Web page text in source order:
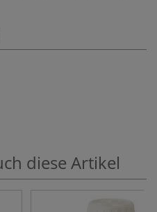
diese Artikel